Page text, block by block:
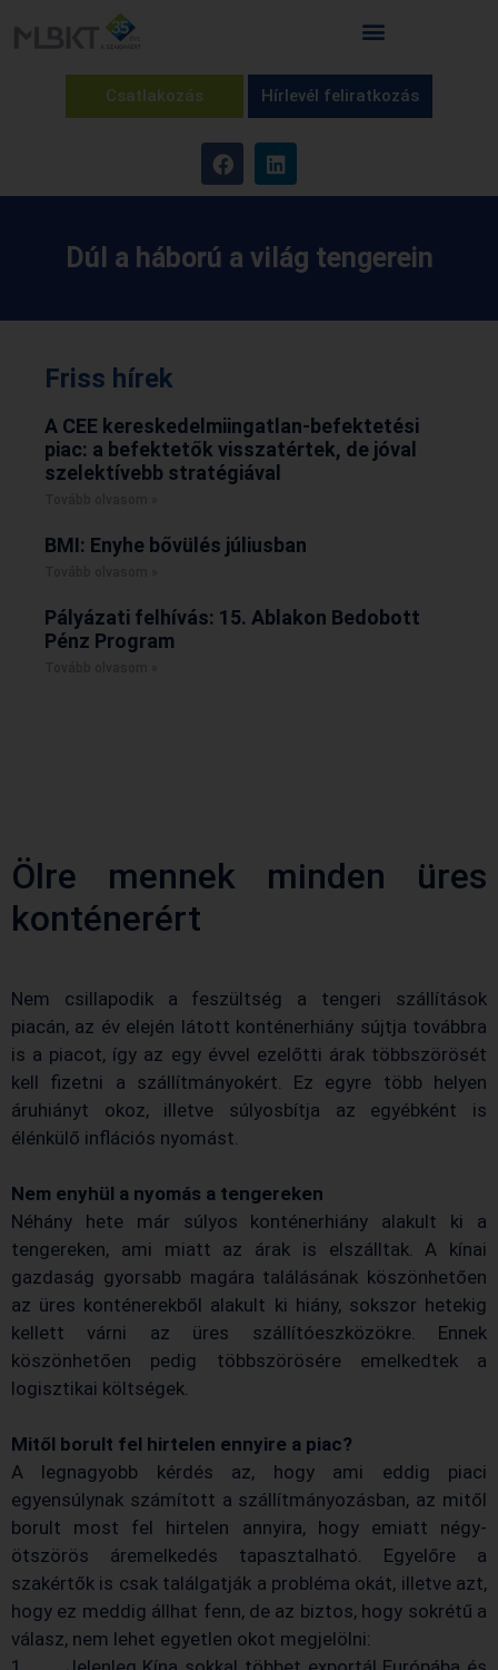
Csatlakozás Hírlevél feliratkozás
Dúl a háború a világ tengerein
Ölre mennek minden üres
konténerért
Nem csillapodik a feszültség a tengeri szállítások
piacán, az év elején látott konténerhiány sújtja továbbra
is a piacot, így az egy évvel ezelőtti árak többszörösét
kell fizetni a szállítmányokért. Ez egyre több helyen
áruhiányt okoz, illetve súlyosbítja az egyébként is
élénkülő inflációs nyomást.
Nem enyhül a nyomás a tengereken
Néhány hete már súlyos konténerhiány alakult ki a
tengereken, ami miatt az árak is elszálltak. A kínai
gazdaság gyorsabb magára találásának köszönhetően
az üres konténerekből alakult ki hiány, sokszor hetekig
kellett várni az üres szállítóeszközökre. Ennek
köszönhetően pedig többszörösére emelkedtek a
logisztikai költségek.
Mitől borult fel hirtelen ennyire a piac?
A legnagyobb kérdés az, hogy ami eddig piaci
egyensúlynak számított a szállítmányozásban, az mitől
borult most fel hirtelen annyira, hogy emiatt négy-
ötszörös áremelkedés tapasztalható. Egyelőre a
szakértők is csak találgatják a probléma okát, illetve azt,
hogy ez meddig állhat fenn, de az biztos, hogy sokrétű a
válasz, nem lehet egyetlen okot megjelölni:
Friss hírek
A CEE kereskedelmiingatlan-befektetési
piac: a befektetők visszatértek, de jóval
szelektívebb stratégiával
BMI: Enyhe bővülés júliusban
Pályázati felhívás: 15. Ablakon Bedobott
Pénz Program